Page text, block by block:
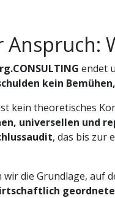
Anspruch:
endet
kein
kein theoretisches
universellen und
, das bis zur
wir die Grundlage, auf
geordnete